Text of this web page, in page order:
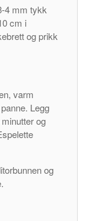
4 mm tykk
cm i
og prikk
varm
Legg
og
og